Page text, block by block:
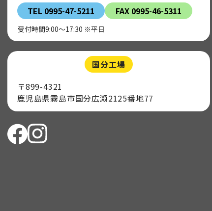
TEL 0995-47-5211
受付時間9:00～17:30 ※平日
FAX 0995-46-5311
国分工場
〒899-4321
鹿児島県霧島市国分広瀬2125番地77